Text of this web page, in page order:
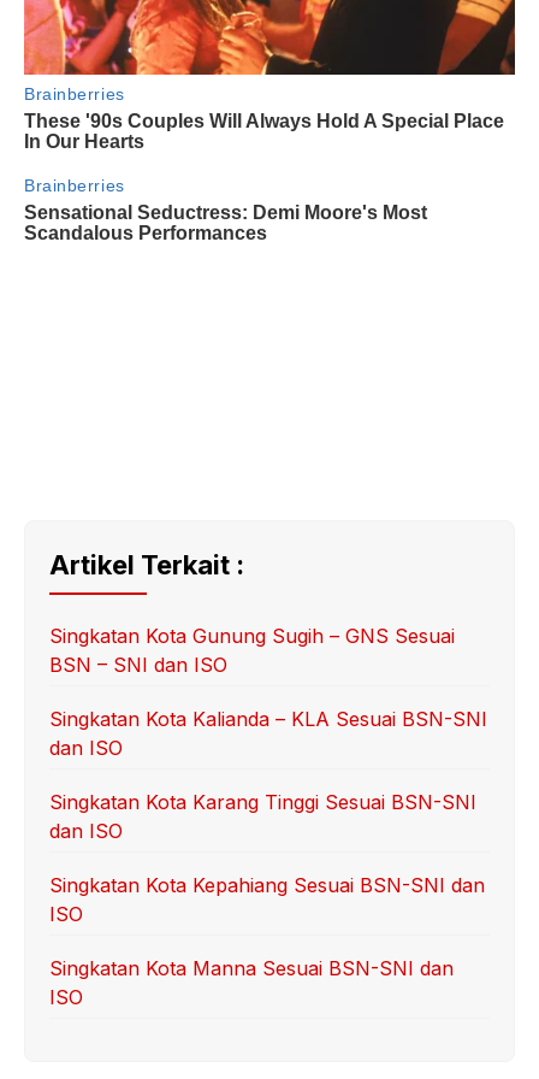
Artikel Terkait :
Singkatan Kota Gunung Sugih – GNS Sesuai
BSN – SNI dan ISO
Singkatan Kota Kalianda – KLA Sesuai BSN-SNI
dan ISO
Singkatan Kota Karang Tinggi Sesuai BSN-SNI
dan ISO
Singkatan Kota Kepahiang Sesuai BSN-SNI dan
ISO
Singkatan Kota Manna Sesuai BSN-SNI dan
ISO